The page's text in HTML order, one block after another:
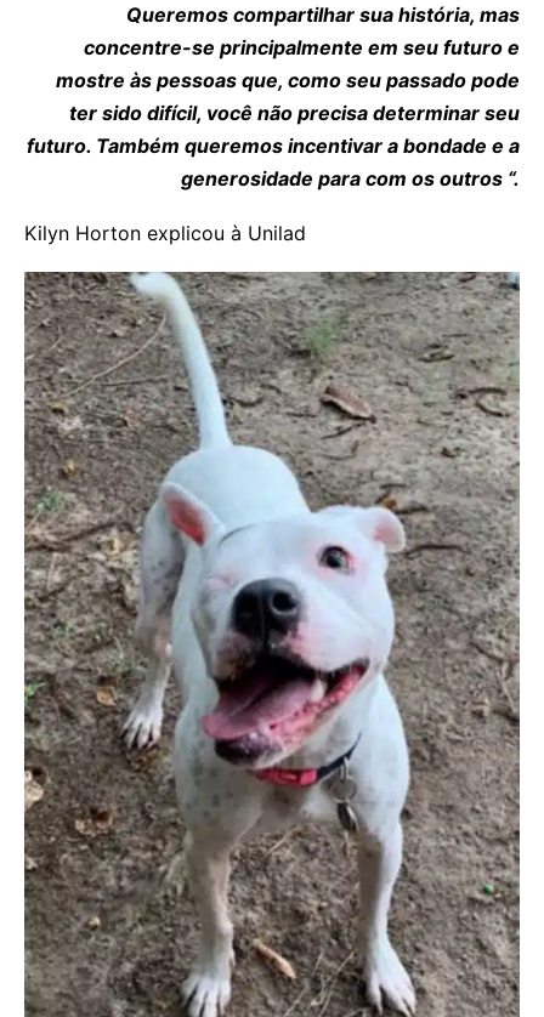
Queremos compartilhar sua história, mas
concentre-se principalmente em seu futuro e
mostre às pessoas que, como seu passado pode
ter sido difícil, você não precisa determinar seu
futuro. Também queremos incentivar a bondade e a
generosidade para com os outros “.
Kilyn Horton explicou à Unilad